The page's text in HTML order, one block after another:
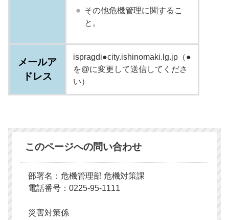
その他危機管理に関するこ
と。
メールア
ドレス
ispragdi●city.ishinomaki.lg.jp（●
を@に変更して送信してくださ
い）
このページへの問い合わせ
部署名：危機管理部 危機対策課
電話番号：0225-95-1111
災害対策係